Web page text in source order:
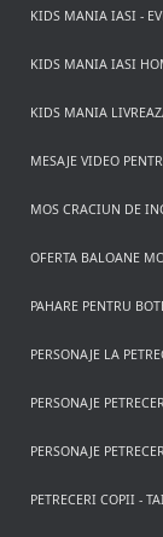
KIDS MANIA IASI -
KIDS MANIA IASI
KIDS MANIA
MESAJE VIDEO
MOS CRACIUN DE
OFERTA BALOANE
PAHARE PENTRU
PERSONAJE LA
PERSONAJE
PERSONAJE
PETRECERI COPII -